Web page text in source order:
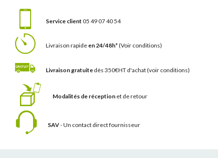
Service client 05 49 07 40 54
Livraison rapide en 24/48h*(Voir conditions)
Livraison gratuite dès 350€HT d'achat(voir conditions)
Modalités de réception et de retour
SAV- Un contact direct fournisseur